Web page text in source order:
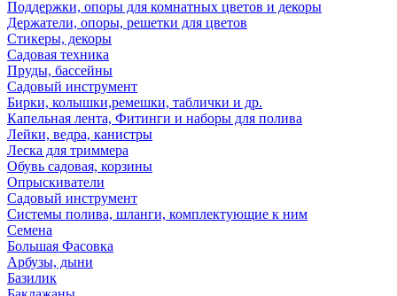
Поддержки, опоры для комнатных цветов и декоры
Держатели, опоры, решетки для цветов
Стикеры, декоры
Садовая техника
Пруды, бассейны
Садовый инструмент
Бирки, колышки,ремешки, таблички и др.
Капельная лента, Фитинги и наборы для полива
Лейки, ведра, канистры
Леска для триммера
Обувь садовая, корзины
Опрыскиватели
Садовый инструмент
Системы полива, шланги, комплектующие к ним
Семена
Большая Фасовка
Арбузы, дыни
Базилик